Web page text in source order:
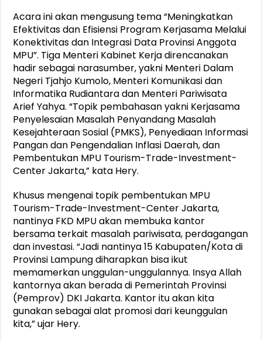
Acara ini akan mengusung tema “Meningkatkan
Efektivitas dan Efisiensi Program Kerjasama Melalui
Konektivitas dan Integrasi Data Provinsi Anggota
MPU”. Tiga Menteri Kabinet Kerja direncanakan
hadir sebagai narasumber, yakni Menteri Dalam
Negeri Tjahjo Kumolo, Menteri Komunikasi dan
Informatika Rudiantara dan Menteri Pariwisata
Arief Yahya. “Topik pembahasan yakni Kerjasama
Penyelesaian Masalah Penyandang Masalah
Kesejahteraan Sosial (PMKS), Penyediaan Informasi
Pangan dan Pengendalian Inflasi Daerah, dan
Pembentukan MPU Tourism-Trade-Investment-
Center Jakarta,” kata Hery.
Khusus mengenai topik pembentukan MPU
Tourism-Trade-Investment-Center Jakarta,
nantinya FKD MPU akan membuka kantor
bersama terkait masalah pariwisata, perdagangan
dan investasi. “Jadi nantinya 15 Kabupaten/Kota di
Provinsi Lampung diharapkan bisa ikut
memamerkan unggulan-unggulannya. Insya Allah
kantornya akan berada di Pemerintah Provinsi
(Pemprov) DKI Jakarta. Kantor itu akan kita
gunakan sebagai alat promosi dari keunggulan
kita,” ujar Hery.